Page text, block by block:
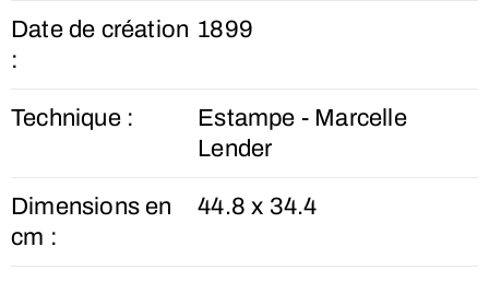
Date de création
:
1899
Technique :
Estampe - Marcelle
Lender
Dimensions en
cm :
44.8 x 34.4